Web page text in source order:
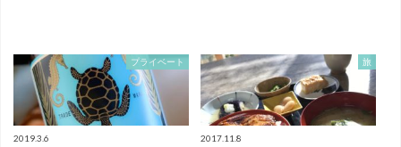
プライベート
2019.3.6
旅
2017.11.8